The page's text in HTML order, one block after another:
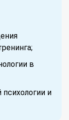
в
и